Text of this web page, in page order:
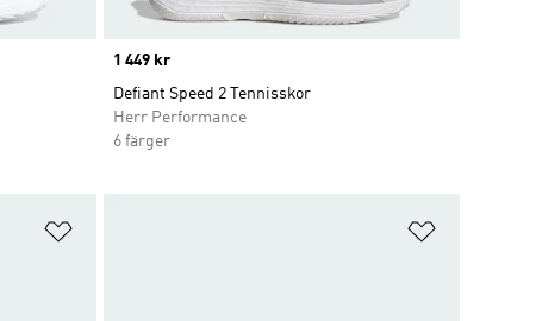
Price
1 449 kr
Defiant Speed 2 Tennisskor
Herr Performance
6 färger